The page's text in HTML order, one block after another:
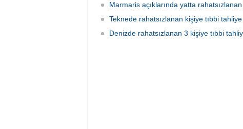
Marmaris açıklarında yatta
Teknede rahatsızlanan kişiye tıbbi tahliye
Denizde rahatsızlanan 3 kişiye tıbbi